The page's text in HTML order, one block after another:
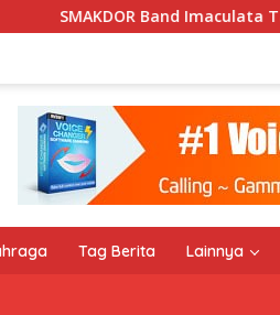
Tampil Memakau di Ajang
Tag Berita Lainnya